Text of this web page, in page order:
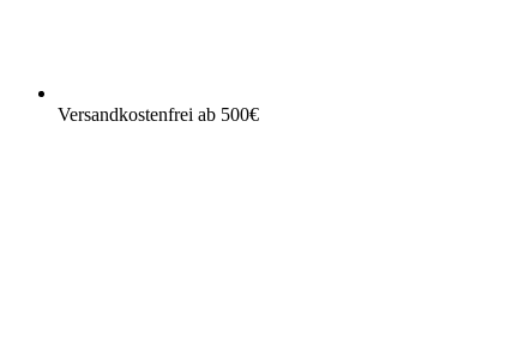
Versandkostenfrei ab 500€